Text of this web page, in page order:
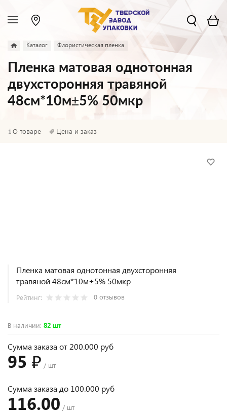
Каталог Флористическая пленка
Пленка матовая однотонная
двухсторонняя травяной
48см*10м±5% 50мкр
О товаре Цена и заказ
Пленка матовая однотонная двухсторонняя
травяной 48см*10м±5% 50мкр
Рейтинг: 0 отзывов
В наличии: 82 шт
Сумма заказа от 200.000 руб
95 ₽ / шт
Сумма заказа до 100.000 руб
116.00 / шт